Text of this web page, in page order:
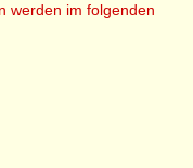
werden im folgenden